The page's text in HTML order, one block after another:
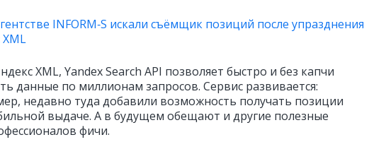
INFORM‑S искали съёмщик позиций после упразднения
XML, Yandex Search API позволяет быстро и без капчи
данные по миллионам запросов. Сервис развивается:
недавно туда добавили возможность получать позиции
выдаче. А в будущем обещают и другие полезные
фичи.